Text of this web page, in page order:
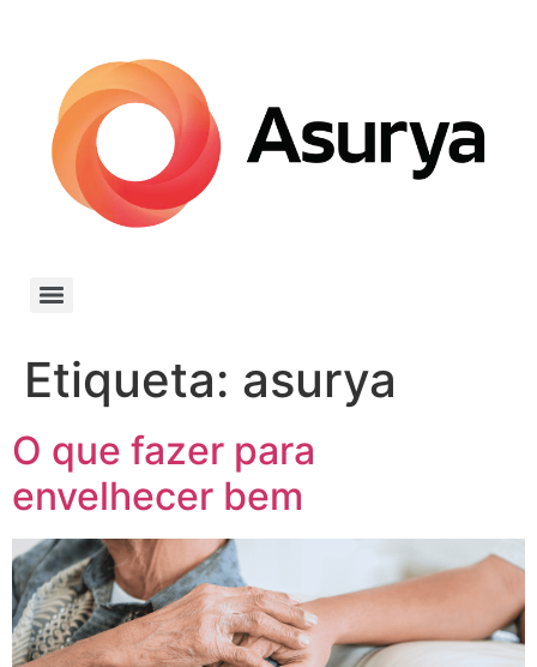
Etiqueta: asurya
O que fazer para
envelhecer bem